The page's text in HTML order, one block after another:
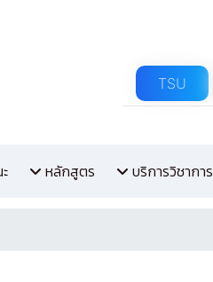
TSU
หลักสูตร บริการวิชาการ